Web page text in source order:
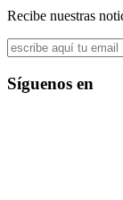
Recibe nuestras
Síguenos en